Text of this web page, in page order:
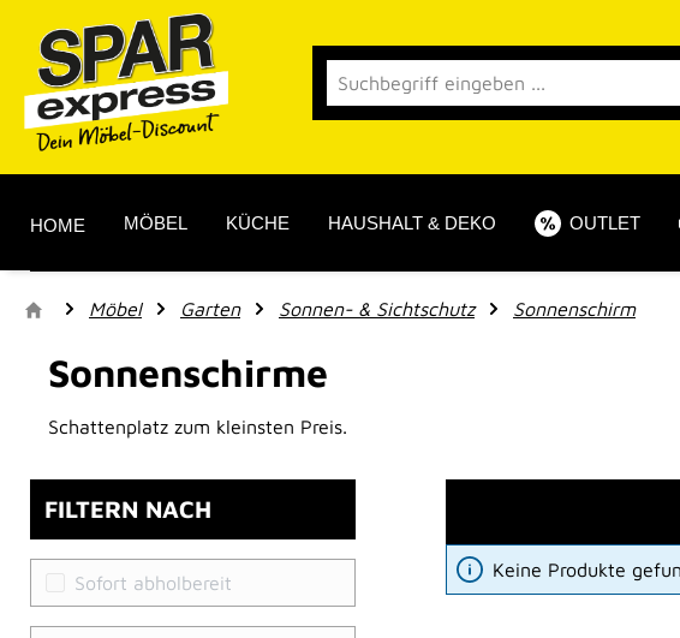
Hauptinhalt springen
Zur Suche springen
Zur Hauptnavigation springen
HOME MÖBEL KÜCHE HAUSHALT & DEKO OUTLET
Möbel Garten Sonnen- & Sichtschutz Sonnenschirm
Sonnenschirme
Schattenplatz zum kleinsten Preis.
FILTERN NACH
Sofort abholbereit
Keine Produkte